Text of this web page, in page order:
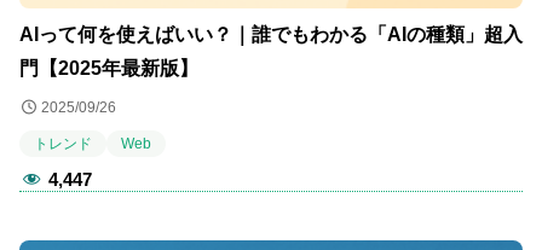
AIって何を使えばいい？｜誰でもわかる「AIの種類」超入
門【2025年最新版】
2025/09/26
トレンド Web
4,447